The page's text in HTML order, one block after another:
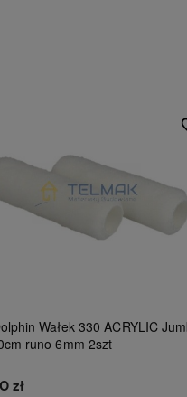
Wałek 330 ACRYLIC
runo 6mm 2szt
zł